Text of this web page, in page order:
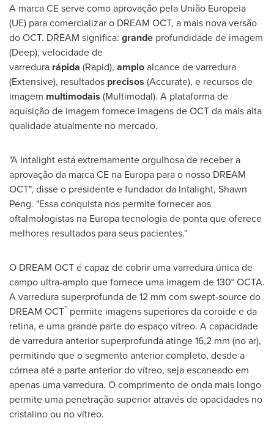
A marca CE serve como aprovação pela União Europeia
(UE) para comercializar o DREAM OCT, a mais nova versão
do OCT. DREAM significa: grande profundidade de imagem
(Deep), velocidade de
varredura rápida (Rapid), amploalcance de varredura
(Extensive), resultados precisos (Accurate), e recursos de
imagem multimodais (Multimodal). A plataforma de
aquisição de imagem fornece imagens de OCT da mais alta
qualidade atualmente no mercado.
"A Intalight está extremamente orgulhosa de receber a
aprovação da marca CE na Europa para o nosso DREAM
OCT", disse o presidente e fundador da Intalight, Shawn
Peng. "Essa conquista nos permite fornecer aos
oftalmologistas na Europa tecnologia de ponta que oferece
melhores resultados para seus pacientes."
O DREAM OCT é capaz de cobrir uma varredura única de
campo ultra-amplo que fornece uma imagem de 130° OCTA.
A varredura superprofunda de 12 mm com swept-source do
DREAM OCT™ permite imagens superiores da coroide e da
retina, e uma grande parte do espaço vítreo. A capacidade
de varredura anterior superprofunda atinge 16,2 mm (no ar),
permitindo que o segmento anterior completo, desde a
córnea até a parte anterior do vítreo, seja escaneado em
apenas uma varredura. O comprimento de onda mais longo
permite uma penetração superior através de opacidades no
cristalino ou no vítreo.